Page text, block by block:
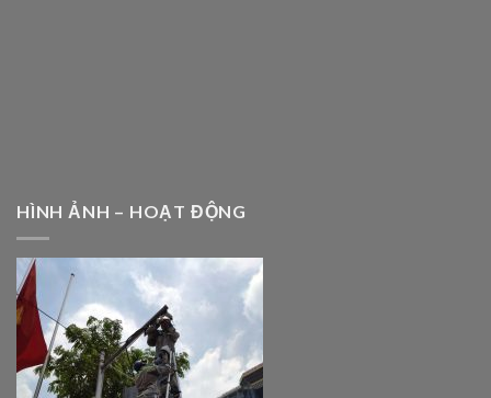
HÌNH ẢNH – HOẠT ĐỘNG